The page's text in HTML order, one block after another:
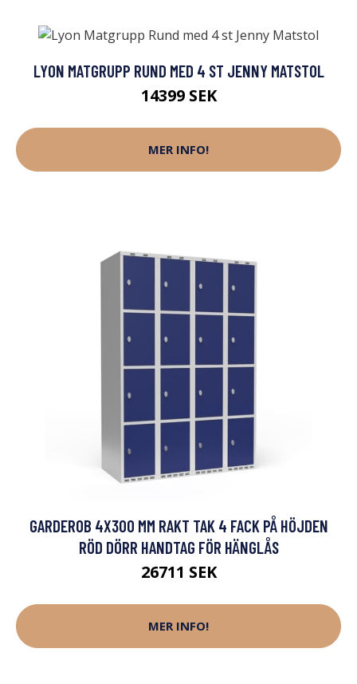
LYON MATGRUPP RUND MED 4 ST JENNY MATSTOL
14399 SEK
MER INFO!
GARDEROB 4X300 MM RAKT TAK 4 FACK PÅ HÖJDEN
RÖD DÖRR HANDTAG FÖR HÄNGLÅS
26711 SEK
MER INFO!